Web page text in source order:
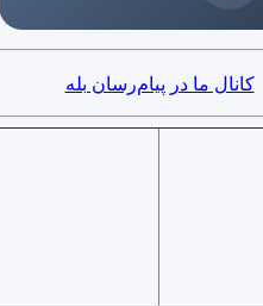
کانال ما در پیام‌رسان بله